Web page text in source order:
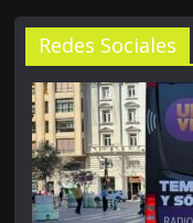
Redes Sociales